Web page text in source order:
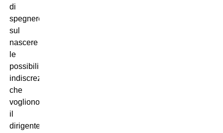
di
spegnere
sul
nascere
le
possibili
indiscrezioni
che
vogliono
il
dirigente